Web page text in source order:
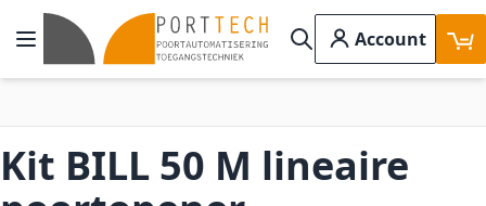
Ga naar de inhoud
Toggle Nav
Search
Account
Kit BILL 50 M lineaire